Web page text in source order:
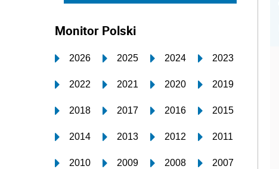
Monitor Polski
2026 2025 2024 2023
2022 2021 2020 2019
2018 2017 2016 2015
2014 2013 2012 2011
2010 2009 2008 2007